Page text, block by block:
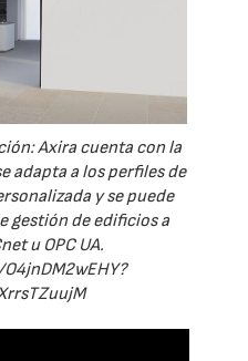
Axira cuenta con la
adapta a los perfiles de
y se puede
gestión de edificios a
u OPC UA.